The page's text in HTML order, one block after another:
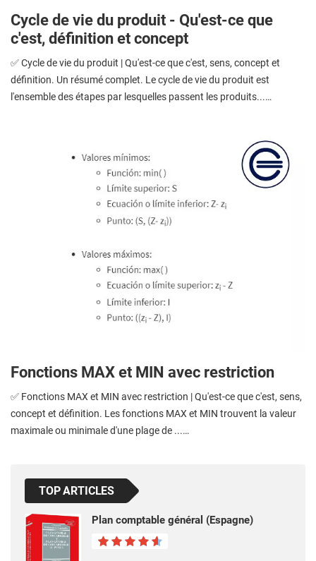
Cycle de vie du produit - Qu'est-ce que
c'est, définition et concept
✅ Cycle de vie du produit | Qu'est-ce que c'est, sens, concept et
définition. Un résumé complet. Le cycle de vie du produit est
l'ensemble des étapes par lesquelles passent les produits...…
Fonctions MAX et MIN avec restriction
✅ Fonctions MAX et MIN avec restriction | Qu'est-ce que c'est, sens,
concept et définition. Les fonctions MAX et MIN trouvent la valeur
maximale ou minimale d'une plage de ...…
TOP ARTICLES
Plan comptable général (Espagne)